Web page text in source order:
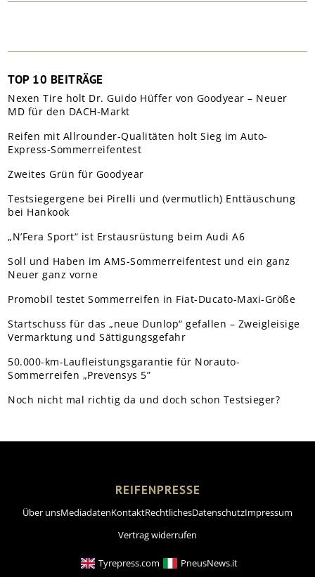
TOP 10 BEITRÄGE
Nexen Tire holt Dr. Guido Hüffer von Goodyear – Neuer
MD für den DACH-Markt
Reifen mit Allrounder-Qualitäten holt Sieg im Auto-
Express-Sommerreifentest
Zweites Grün für Goodyear
Testsiegergene bei Pirelli und (vermutlich) Enttäuschung
bei Hankook
„N’Fera Sport“ ist Erstausrüstung beim Audi A6
Soll und Haben im AMS-Sommerreifentest und ein ganz
Neuer ganz vorne
Promobil testet Sommerreifen in Fiat-Ducato-Maxi-Größe
Startschuss für das „neue Dunlop“ gefallen – Zweigleisige
Vermarktung und Sättigungsgefahr
50.000-km-Laufleistungsgarantie für Norauto-
Sommerreifen „Prevensys 5”
Noch nicht mal richtig da und doch schon Testsieger?
REIFENPRESSE
Über unsMediadatenKontaktRechtlichesDatenschutzImpressum
Vertrag widerrufen
Tyrepress.com PneusNews.it